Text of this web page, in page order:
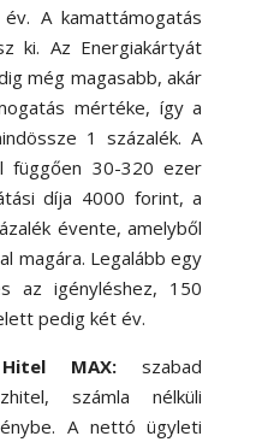
A kamattámogatás
ki. Az Energiakártyát
még magasabb, akár
mértéke, így a
1 százalék. A
függően 30-320 ezer
díja 4000 forint, a
évente, amelyből
magára. Legalább egy
az igényléshez, 150
pedig két év.
MAX:szabad
számla nélküli
A nettó ügyleti